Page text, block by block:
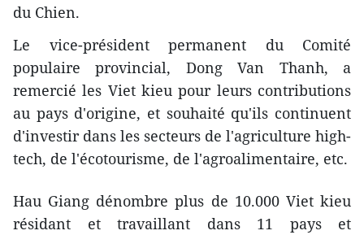
du Chien.
Le vice-président permanent du Comité
populaire provincial, Dong Van Thanh, a
remercié les Viet kieu pour leurs contributions
au pays d'origine, et souhaité ​qu'ils continuent
d'investir dans les secteurs ​de l'agriculture ​high-
tech, de l'écotourisme, de l'agroalimentaire, etc.
Hau Giang dénombre plus de 10.000 Viet kieu
résidant et travaillant dans 11 pays et